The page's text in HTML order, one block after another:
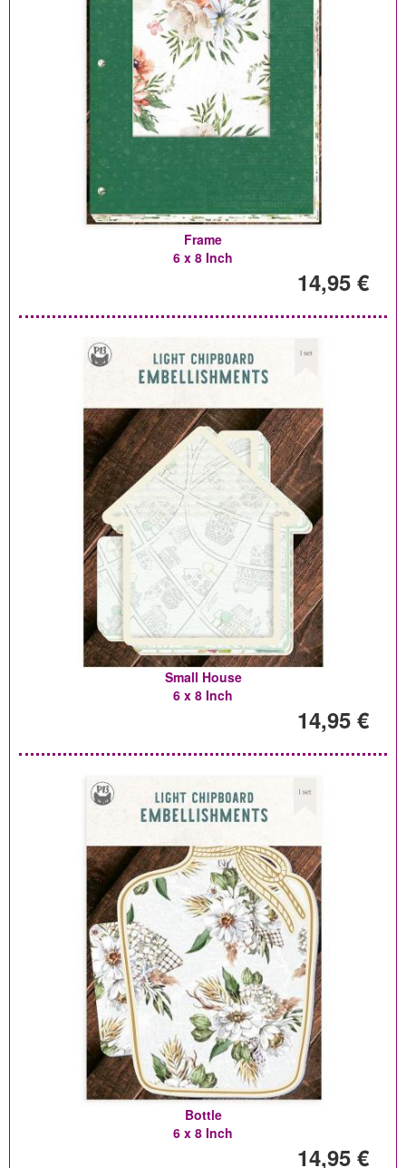
Frame
6 x 8 Inch
14,95 €
Small House
6 x 8 Inch
14,95 €
Bottle
6 x 8 Inch
14,95 €